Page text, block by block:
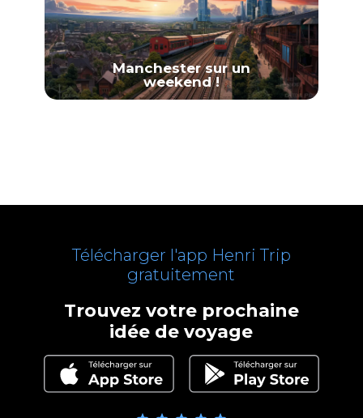
Manchester sur un
weekend !
Télécharger l'app Henri Trip
gratuitement
Trouvez votre prochaine
idée de voyage